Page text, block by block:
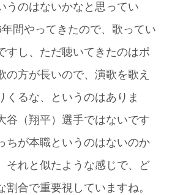
うのはないかなと思ってい
間やってきたので、歌ってい
すし、ただ聴いてきたのはポ
の方が長いので、演歌を歌え
くるな、というのはありま
谷（翔平）選手ではないです
ちが本職というのはないのか
それと似たような感じで、ど
割合で重要視していますね。